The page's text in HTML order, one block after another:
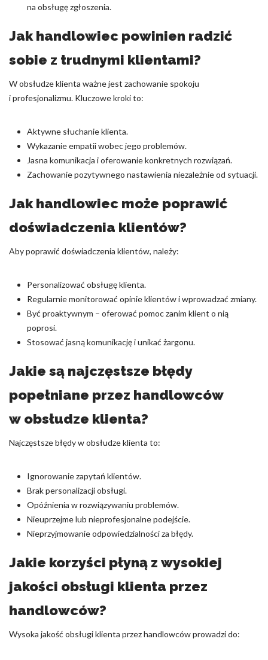
na obsługę zgłoszenia.
Jak handlowiec powinien radzić
sobie z trudnymi klientami?
W obsłudze klienta ważne jest zachowanie spokoju
i profesjonalizmu. Kluczowe kroki to:
Aktywne słuchanie klienta.
Wykazanie empatii wobec jego problemów.
Jasna komunikacja i oferowanie konkretnych rozwiązań.
Zachowanie pozytywnego nastawienia niezależnie od sytuacji.
Jak handlowiec może poprawić
doświadczenia klientów?
Aby poprawić doświadczenia klientów, należy:
Personalizować obsługę klienta.
Regularnie monitorować opinie klientów i wprowadzać zmiany.
Być proaktywnym – oferować pomoc zanim klient o nią
poprosi.
Stosować jasną komunikację i unikać żargonu.
Jakie są najczęstsze błędy
popełniane przez handlowców
w obsłudze klienta?
Najczęstsze błędy w obsłudze klienta to:
Ignorowanie zapytań klientów.
Brak personalizacji obsługi.
Opóźnienia w rozwiązywaniu problemów.
Nieuprzejme lub nieprofesjonalne podejście.
Nieprzyjmowanie odpowiedzialności za błędy.
Jakie korzyści płyną z wysokiej
jakości obsługi klienta przez
handlowców?
Wysoka jakość obsługi klienta przez handlowców prowadzi do: